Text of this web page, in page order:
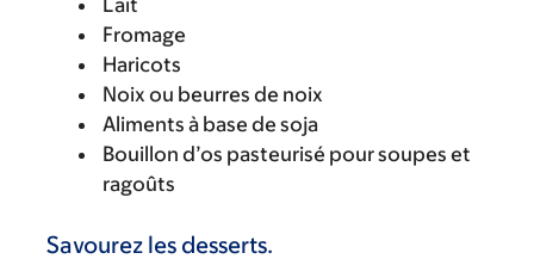
Fromage
Haricots
Noix ou beurres de noix
Aliments à base de soja
Bouillon d’os pasteurisé pour soupes et
ragoûts
Savourez les desserts.